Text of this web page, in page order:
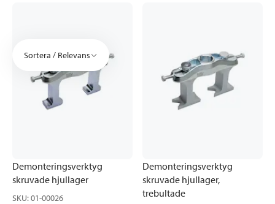
Sortera / Relevans
Demonteringsverktyg
skruvade hjullager
SKU:01-00026
Demonteringsverktyg
skruvade hjullager,
trebultade